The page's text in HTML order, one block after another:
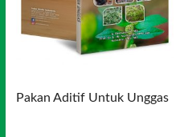
Pakan Aditif Untuk Unggas